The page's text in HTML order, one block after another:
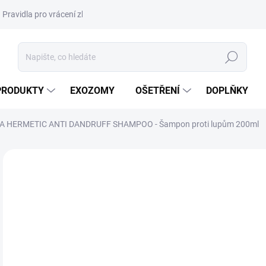
Pravidla pro vrácení zboží a plateb
Hledat
EXOZOMY OŠETŘENÍ DOPLŇKY
HERMETIC ANTI DANDRUFF SHAMPOO - Šampon proti lupům 200ml